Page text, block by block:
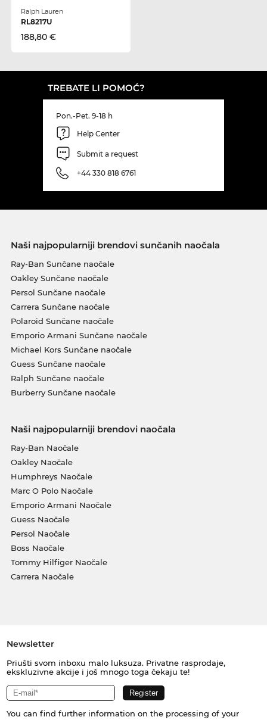
Ralph Lauren
RL8217U
188,80 €
TREBATE LI POMOĆ?
Pon.-Pet. 9-18 h
Help Center
Submit a request
+44 330 818 6761
Naši najpopularniji brendovi sunčanih naočala
Ray-Ban Sunčane naočale
Oakley Sunčane naočale
Persol Sunčane naočale
Carrera Sunčane naočale
Polaroid Sunčane naočale
Emporio Armani Sunčane naočale
Michael Kors Sunčane naočale
Guess Sunčane naočale
Ralph Sunčane naočale
Burberry Sunčane naočale
Naši najpopularniji brendovi naočala
Ray-Ban Naočale
Oakley Naočale
Humphreys Naočale
Marc O Polo Naočale
Emporio Armani Naočale
Guess Naočale
Persol Naočale
Boss Naočale
Tommy Hilfiger Naočale
Carrera Naočale
Newsletter
Priušti svom inboxu malo luksuza. Privatne rasprodaje,
ekskluzivne akcije i još mnogo toga čekaju te!
You can find further information on the processing of your